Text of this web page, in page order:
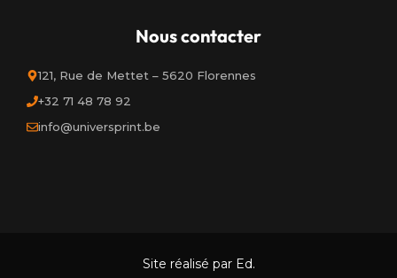
Nous contacter
121, Rue de Mettet – 5620 Florennes
+32 71 48 78 92
info@universprint.be
Site réalisé par Ed.